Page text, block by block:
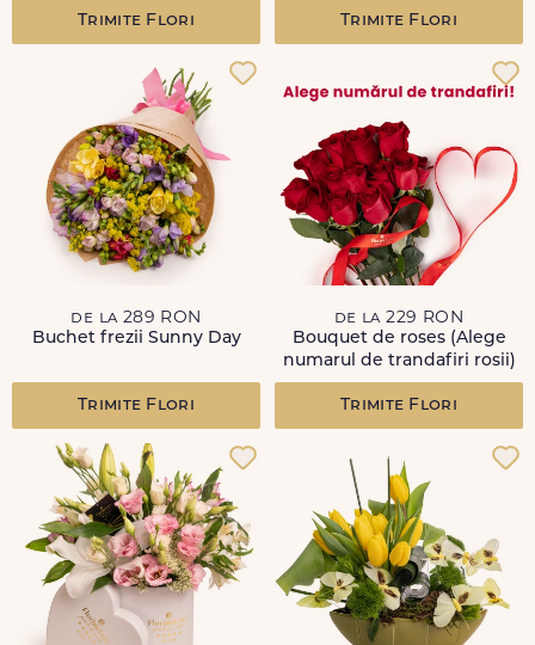
Trimite Flori Trimite Flori
de la 289 RON
Buchet frezii Sunny Day
Trimite Flori
de la 229 RON
Bouquet de roses (Alege
numarul de trandafiri rosii)
Trimite Flori